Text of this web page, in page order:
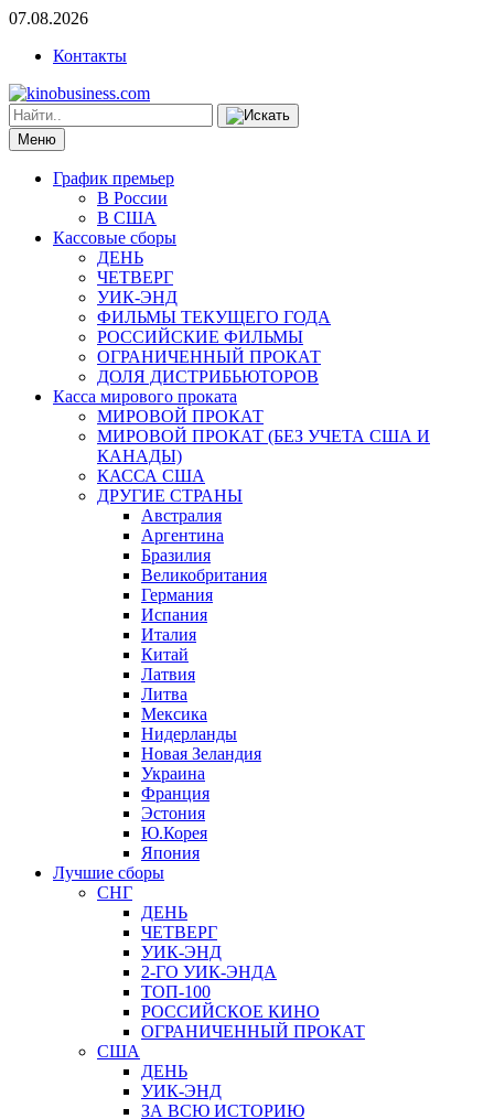
07.08.2026
Контакты
Меню
График премьер
В России
В США
Кассовые сборы
ДЕНЬ
ЧЕТВЕРГ
УИК-ЭНД
ФИЛЬМЫ ТЕКУЩЕГО ГОДА
РОССИЙСКИЕ ФИЛЬМЫ
ОГРАНИЧЕННЫЙ ПРОКАТ
ДОЛЯ ДИСТРИБЬЮТОРОВ
Касса мирового проката
МИРОВОЙ ПРОКАТ
МИРОВОЙ ПРОКАТ (БЕЗ УЧЕТА США И
КАНАДЫ)
КАССА США
ДРУГИЕ СТРАНЫ
Австралия
Аргентина
Бразилия
Великобритания
Германия
Испания
Италия
Китай
Латвия
Литва
Мексика
Нидерланды
Новая Зеландия
Украина
Франция
Эстония
Ю.Корея
Япония
Лучшие сборы
СНГ
ДЕНЬ
ЧЕТВЕРГ
УИК-ЭНД
2-ГО УИК-ЭНДА
ТОП-100
РОССИЙСКОЕ КИНО
ОГРАНИЧЕННЫЙ ПРОКАТ
США
ДЕНЬ
УИК-ЭНД
ЗА ВСЮ ИСТОРИЮ